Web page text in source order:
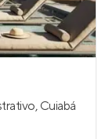
, Cuiabá